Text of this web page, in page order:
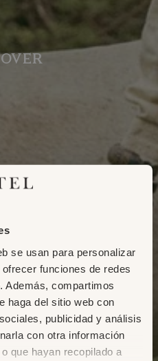
se usan para personalizar
funciones de redes
Además, compartimos
haga del sitio web con
publicidad y análisis
con otra información
que hayan recopilado a